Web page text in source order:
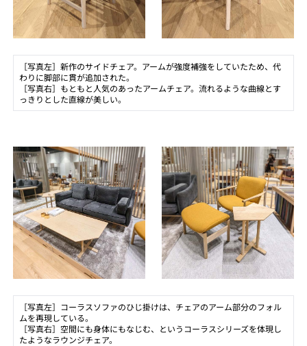
［写真左］新作のサイドチェア。アームが強度補強をしていたため、代
わりに脚部に貫が追加された。
［写真右］もともと人気のあったアームチェア。流れるような曲線とす
っきりとした直線が美しい。
［写真左］コーラスソファのひじ掛けは、チェアのアーム部分のフォル
ムを再現している。
［写真右］空間にも身体にもなじむ、というコーラスシリーズを体現し
たようなラウンジチェア。